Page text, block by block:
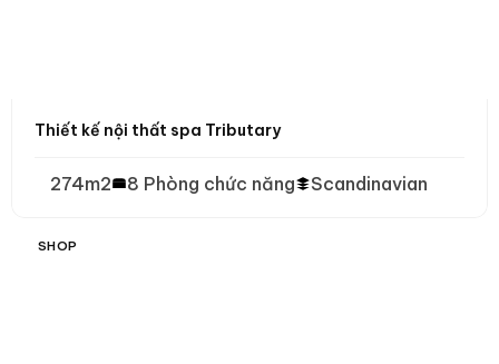
Thiết kế nội thất spa Tributary
274m2 8 Phòng chức năng Scandinavian
SHOP